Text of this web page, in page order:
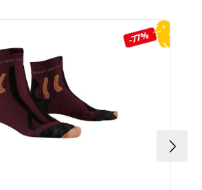
-77%